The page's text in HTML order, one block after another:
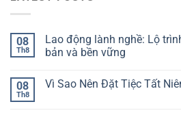
08
Th8
Lao động lành nghề: Lộ
bản và bền vững
08
Th8
Vì Sao Nên Đặt Tiệc Tất